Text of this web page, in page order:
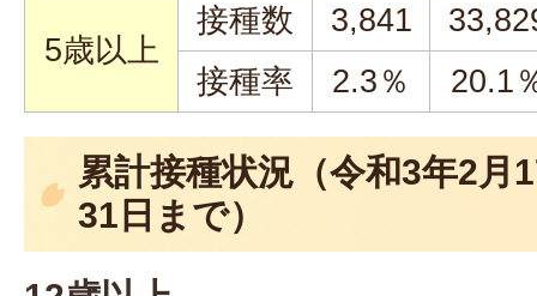
5歳以上
接種数 3,841
接種率
2.3％ 20.1
累計接種状況（令和3年2月
31日まで）